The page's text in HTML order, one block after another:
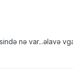
nə var...əlavə